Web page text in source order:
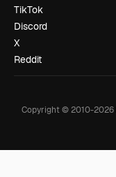
TikTok
Discord
X
Reddit
Copyright © 2010-2026